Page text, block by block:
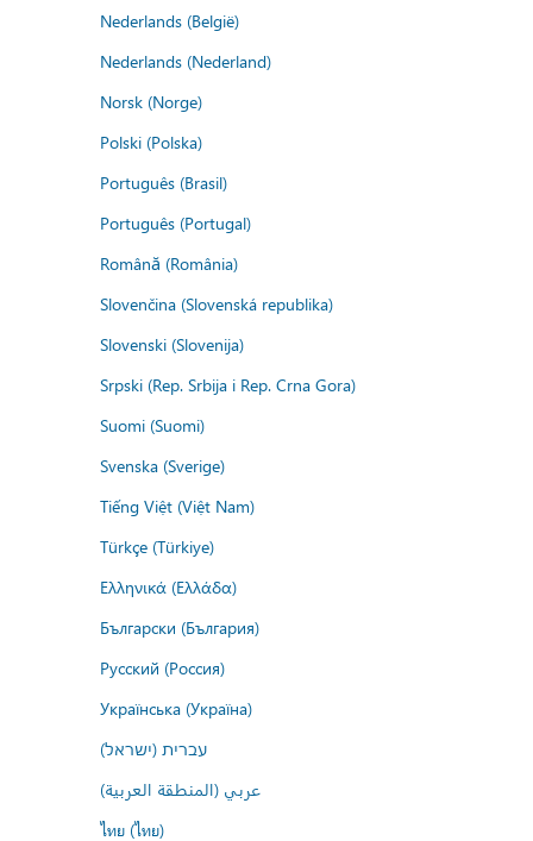
Nederlands (België)
Nederlands (Nederland)
Norsk (Norge)
Polski (Polska)
Português (Brasil)
Português (Portugal)
Română (România)
Slovenčina (Slovenská republika)
Slovenski (Slovenija)
Srpski (Rep. Srbija i Rep. Crna Gora)
Suomi (Suomi)
Svenska (Sverige)
Tiếng Việt (Việt Nam)
Türkçe (Türkiye)
Ελληνικά (Ελλάδα)
Български (България)
Русский (Россия)
Українська (Україна)
עברית (ישראל)
عربي (المنطقة العربية)
ไทย (ไทย)